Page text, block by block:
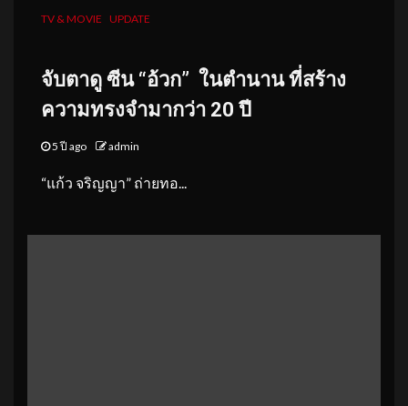
TV & MOVIE UPDATE
จับตาดู ซีน “อ้วก” ในตำนาน ที่สร้าง
ความทรงจำมากว่า 20 ปี
5 ปี ago admin
“แก้ว จริญญา” ถ่ายทอ...